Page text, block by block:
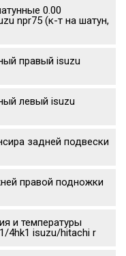
0.00
npr75 (к-т на шатун,
правый isuzu
левый isuzu
задней подвески
правой подножки
и температуры
4hk1 isuzu/hitachi r